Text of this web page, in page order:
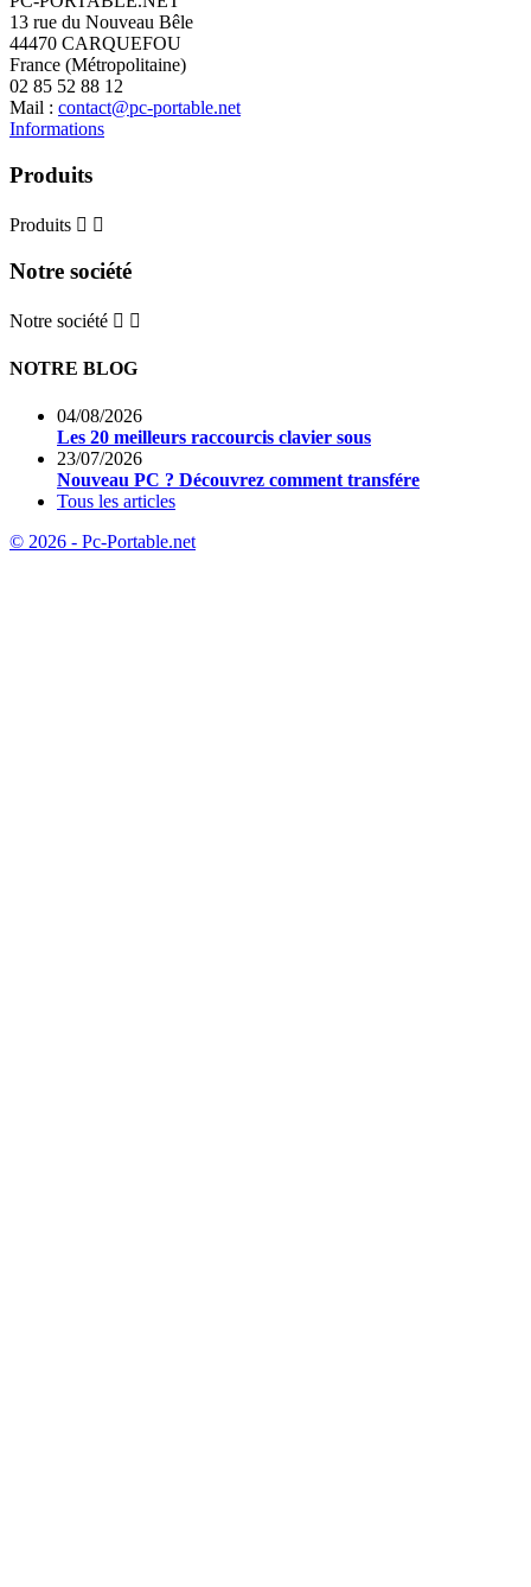
13 rue du Nouveau Bêle
44470 CARQUEFOU
France (Métropolitaine)
02 85 52 88 12
Mail : contact@pc-portable.net
Informations
Produits
Produits  
Notre société
Notre société  
NOTRE BLOG
04/08/2026
Les 20 meilleurs raccourcis clavier sous
23/07/2026
Nouveau PC ? Découvrez comment transfére
Tous les articles
© 2026 - Pc-Portable.net